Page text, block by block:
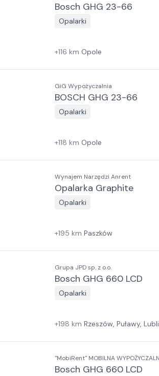
Bosch GHG 23-66
Opalarki
+116 km Opole
GiG Wypożyczalnia
BOSCH GHG 23-66
Opalarki
+118 km Opole
Wynajem Narzędzi Anrent
Opalarka Graphite
Opalarki
+195 km Paszków
Grupa JPD sp. z o.o.
Bosch GHG 660 LCD
Opalarki
+198 km Rzeszów, Puławy,
"MobiRent" MOBILNA
Bosch GHG 660 LCD